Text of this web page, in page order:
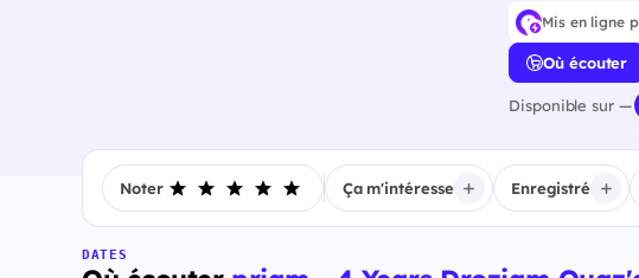
Mis en ligne
Où écouter
Disponible sur —
Noter Ça m'intéresse Enregistré
DATES